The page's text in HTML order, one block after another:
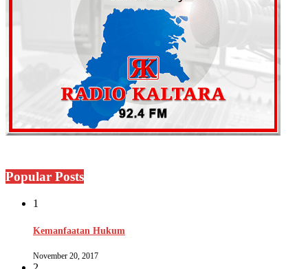
Popular Posts
1
Kemanfaatan Hukum
November 20, 2017